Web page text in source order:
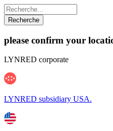
please confirm your
LYNRED corporate
LYNRED subsidiary USA.